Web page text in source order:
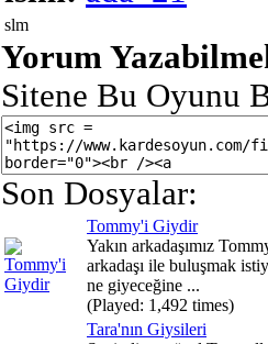
slm
Yorum
Sitene Bu Oyunu
Son Dosyalar:
Tommy'i Giydir
Yakın arkadaşımız
arkadaşı ile buluşmak
ne giyeceğine ...
(Played: 1,492 times)
Tara'nın Giysileri